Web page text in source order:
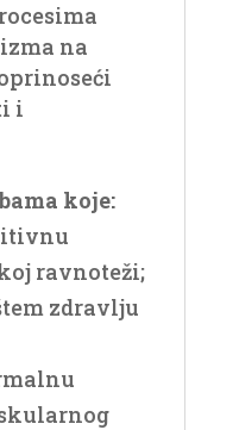
na
i
koje:
ravnoteži;
zdravlju